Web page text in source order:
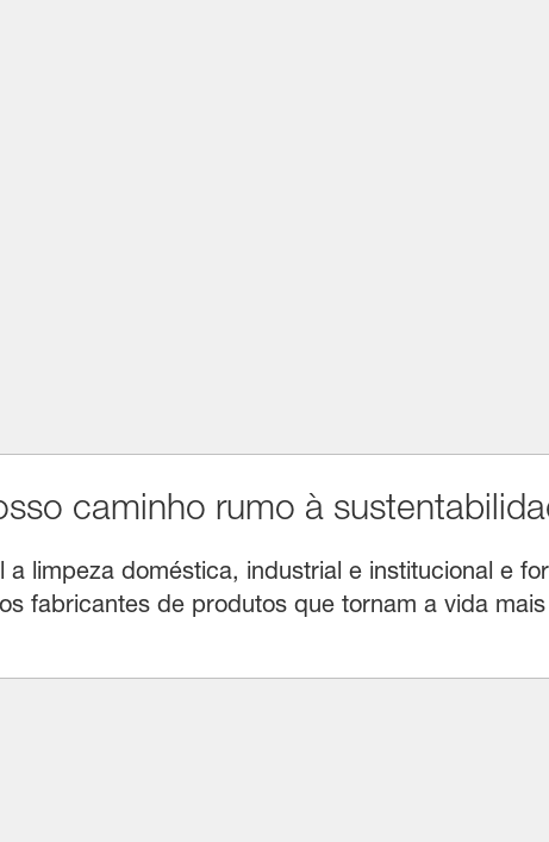
caminho rumo à
limpeza doméstica, industrial e institucional e
fabricantes de produtos que tornam a vida